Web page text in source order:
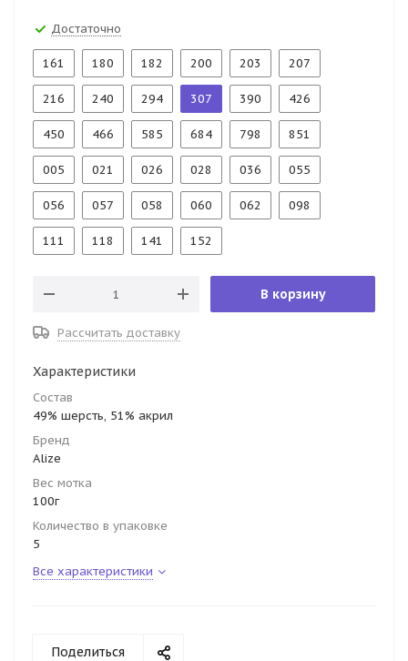
Достаточно
161 180 182 200 203 207
216 240 294 307 390 426
450 466 585 684 798 851
005 021 026 028 036 055
056 057 058 060 062 098
111 118 141 152
В корзину
Рассчитать доставку
Характеристики
Состав
49% шерсть, 51% акрил
Бренд
Alize
Вес мотка
100г
Количество в упаковке
5
Все характеристики
Поделиться